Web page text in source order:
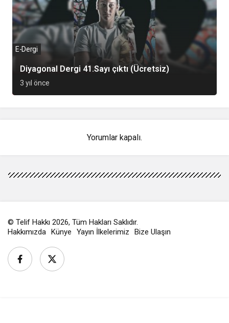
Diyagonal Dergi 41.Sayı çıktı (Ücretsiz)
E-Dergi
3 yıl önce
Yorumlar kapalı.
© Telif Hakkı 2026, Tüm Hakları Saklıdır.
Hakkımızda Künye Yayın İlkelerimiz Bize Ulaşın